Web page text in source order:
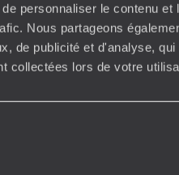
personnaliser le contenu
Nous partageons
de publicité et d'analyse,
collectées lors de votre